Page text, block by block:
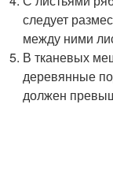
следует
между ними
В тканевых
деревянные
должен